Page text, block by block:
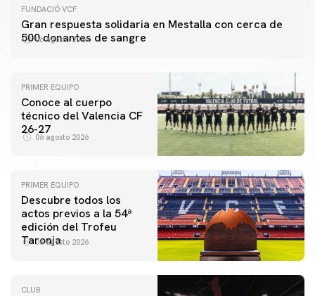
FUNDACIÓ VCF
Gran respuesta solidaria en Mestalla con cerca de
500 donantes de sangre
06 agosto 2026
PRIMER EQUIPO
Conoce al cuerpo
técnico del Valencia CF
26-27
06 agosto 2026
PRIMER EQUIPO
Descubre todos los
actos previos a la 54ª
edición del Trofeu
Taronja
06 agosto 2026
CLUB